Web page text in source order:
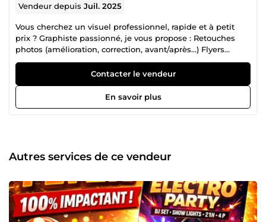
Vendeur depuisJuil. 2025
Vous cherchez un visuel professionnel, rapide et à petit
prix ? Graphiste passionné, je vous propose : Retouches
photos (amélioration, correction, avant/après…) Flyers
publicitaires (restaurants, beauté, événements…) Cartes de
visite modernes et personnalisées. ✅ Livraison rapide. ✅
Création sur mesure. ✅ Plusieurs révisions incluses. 🎯
Format livré : JPG / PNG / PDF.🎯Haute qualité. 🎯Délais :
24h à 72h selon la demande. Options : 🖨️Impression
Contacter le vendeur
En savoir plus
Autres services de ce vendeur